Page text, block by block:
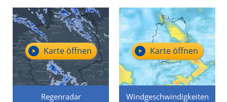
Regenradar
Karte öffnen
Windgeschwindigkeiten
Karte öffnen